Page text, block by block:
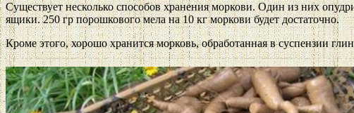
Существует несколько способов хранения моркови. Один из них
ящики. 250 гр порошкового мела на 10 кг моркови будет достаточно.
Кроме этого, хорошо хранится морковь, обработанная в суспензии